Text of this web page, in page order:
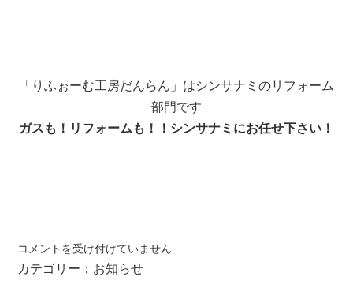
「りふぉーむ工房だんらん」はシンサナミのリフォーム
部門です
ガスも！リフォームも！！シンサナミにお任せ下さい！
り
ふ
コメントを受け付けていません
カテゴリー： お知らせ